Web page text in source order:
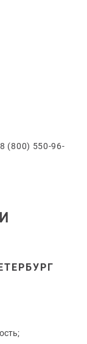
(800) 550-96-